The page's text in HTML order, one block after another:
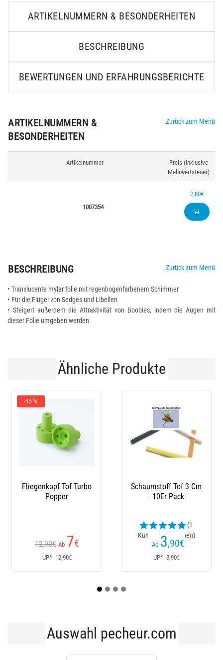
ARTIKELNUMMERN & BESONDERHEITEN
BESCHREIBUNG
BEWERTUNGEN UND ERFAHRUNGSBERICHTE
ARTIKELNUMMERN &
BESONDERHEITEN
Zurück zum Menü
Artikelnummer
Preis (inklusive
Mehrwertsteuer)
1007354
2,80€
BESCHREIBUNG Zurück zum Menü
• Translucente mylar folie mit regenbogenfarbenem Schimmer
• Für die Flügel von Sedges und Libellen
• Steigert außerdem die Attraktivität von Boobies, indem die Augen mit
dieser Folie umgeben werden
Ähnliche Produkte
Schaumstoff Tof 3 Cm
- 10Er Pack
Kundenrezensionen)
Ab 3,90€
UP*: 3,90€
Schaum Tof Popper -
20Mm - 4Er Pack
3 ,80€
UP*: 3,80€
Auswahl pecheur.com